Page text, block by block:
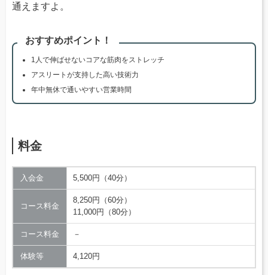
通えますよ。
おすすめポイント！
1人で伸ばせないコアな筋肉をストレッチ
アスリートが支持した高い技術力
年中無休で通いやすい営業時間
料金
入会金 5,500円（40分）
コース料金
8,250円（60分）
11,000円（80分）
コース料金 －
体験等 4,120円